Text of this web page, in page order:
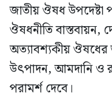
জাতীয় ঔষধ উপদেষ্টা
ঔষধনীতি বাস্তবায়ন,
অত্যাবশ্যকীয় ঔষধের
উৎপাদন, আমদানি ও
পরামর্শ দেবে।